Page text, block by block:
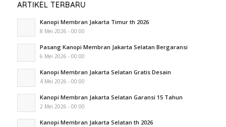
ARTIKEL TERBARU
Kanopi Membran Jakarta Timur th 2026
8 Mei 2026 - 00:00
Pasang Kanopi Membran Jakarta Selatan Bergaransi
6 Mei 2026 - 00:00
Kanopi Membran Jakarta Selatan Gratis Desain
4 Mei 2026 - 00:00
Kanopi Membran Jakarta Selatan Garansi 15 Tahun
2 Mei 2026 - 00:00
Kanopi Membran Jakarta Selatan th 2026